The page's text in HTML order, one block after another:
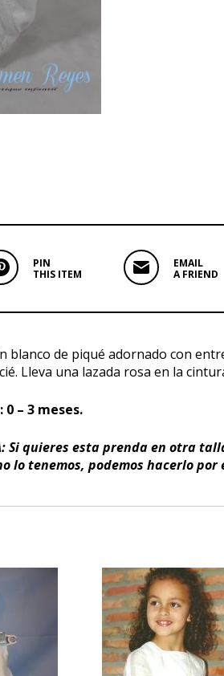
PIN
THIS ITEM
EMAIL
A FRIEND
blanco de piqué adornado con
Lleva una lazada rosa en la
0 – 3 meses.
Si quieres esta prenda en otra
lo tenemos, podemos hacerlo por